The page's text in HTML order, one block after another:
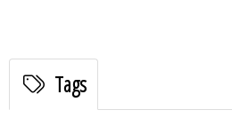
Tags